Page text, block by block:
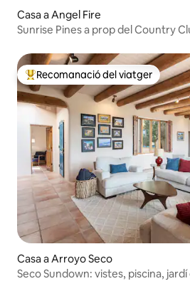
Casa a Angel Fire
Sunrise Pines a prop del Country
Principals recomanacions dels
Recomanació del viatger
Casa a Arroyo Seco
Seco Sundown: vistes, piscina,